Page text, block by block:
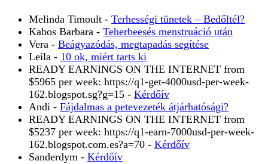
Melinda Timoult - Terhességi tünetek – Bedőltél?
Kabos Barbara - Teherbeesés menstruáció után
Vera - Beágyazódás, megtapadás segítése
Leila - 10 ok, miért tarts ki
READY EARNINGS ON THE INTERNET from
$5965 per week: https://q1-get-4000usd-per-week-
162.blogspot.sg?g=15 - Kérdőív
Andi - Fájdalmas a petevezeték átjárhatósági?
READY EARNINGS ON THE INTERNET from
$5237 per week: https://q1-earn-7000usd-per-week-
162.blogspot.com.es?a=70 - Kérdőív
Sanderdym - Kérdőív